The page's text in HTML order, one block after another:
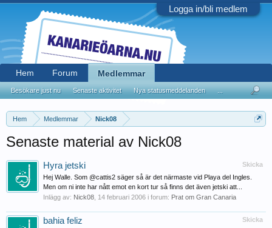
Logga in/bli medlem
Hem Medlemmar Nick08
Senaste material av Nick08
Skicka
Hyra jetski
Hej Walle. Som @cattis2 säger så är det närmaste vid Playa del Ingles.
Men om ni inte har nått emot en kort tur så finns det även jetski att...
Inlägg av: Nick08 14 februari 2006 i forum: Prat om Gran Canaria
Skicka
bahia feliz
Hem Forum Medlemmar
Besökare just nu Senaste aktivitet Nya statusmeddelanden ...